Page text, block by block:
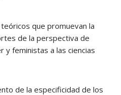
que promuevan la
de la perspectiva de
y feministas a las ciencias
de la especificidad de los